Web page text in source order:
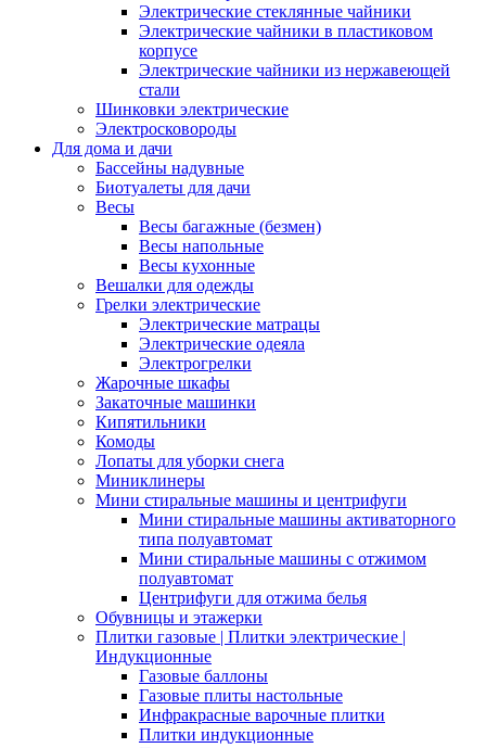
Электрические стеклянные чайники
Электрические чайники в пластиковом
корпусе
Электрические чайники из нержавеющей
стали
Шинковки электрические
Электросковороды
Для дома и дачи
Бассейны надувные
Биотуалеты для дачи
Весы
Весы багажные (безмен)
Весы напольные
Весы кухонные
Вешалки для одежды
Грелки электрические
Электрические матрацы
Электрические одеяла
Электрогрелки
Жарочные шкафы
Закаточные машинки
Кипятильники
Комоды
Лопаты для уборки снега
Миниклинеры
Мини стиральные машины и центрифуги
Мини стиральные машины активаторного
типа полуавтомат
Мини стиральные машины с отжимом
полуавтомат
Центрифуги для отжима белья
Обувницы и этажерки
Плитки газовые | Плитки электрические |
Индукционные
Газовые баллоны
Газовые плиты настольные
Инфракрасные варочные плитки
Плитки индукционные